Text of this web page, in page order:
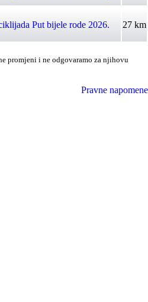
Put bijele rode 2026. 27 km
promjeni i ne odgovaramo za njihovu
Pravne napomene